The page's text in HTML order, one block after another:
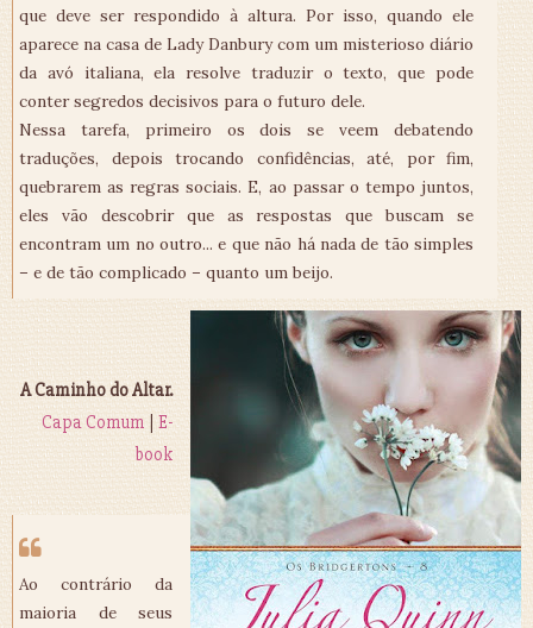
que deve ser respondido à altura. Por isso, quando ele
aparece na casa de Lady Danbury com um misterioso diário
da avó italiana, ela resolve traduzir o texto, que pode
conter segredos decisivos para o futuro dele.
Nessa tarefa, primeiro os dois se veem debatendo
traduções, depois trocando confidências, até, por fim,
quebrarem as regras sociais. E, ao passar o tempo juntos,
eles vão descobrir que as respostas que buscam se
encontram um no outro... e que não há nada de tão simples
– e de tão complicado – quanto um beijo.
A Caminho do Altar.
Capa Comum |E-
book
Ao contrário da
maioria de seus